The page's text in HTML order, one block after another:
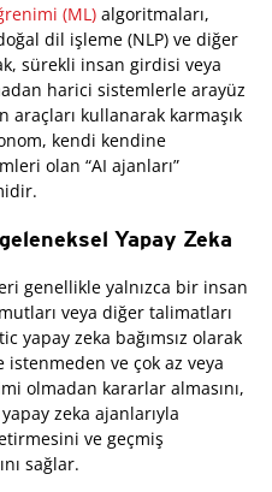
(ML) algoritmaları,
dil işleme (NLP) ve diğer
sürekli insan girdisi veya
harici sistemlerle arayüz
araçları kullanarak karmaşık
kendi kendine
olan “AI ajanları”
Yapay Zeka
genellikle yalnızca bir insan
veya diğer talimatları
yapay zeka bağımsız olarak
ve çok az veya
olmadan kararlar almasını,
zeka ajanlarıyla
ve geçmiş
sağlar.